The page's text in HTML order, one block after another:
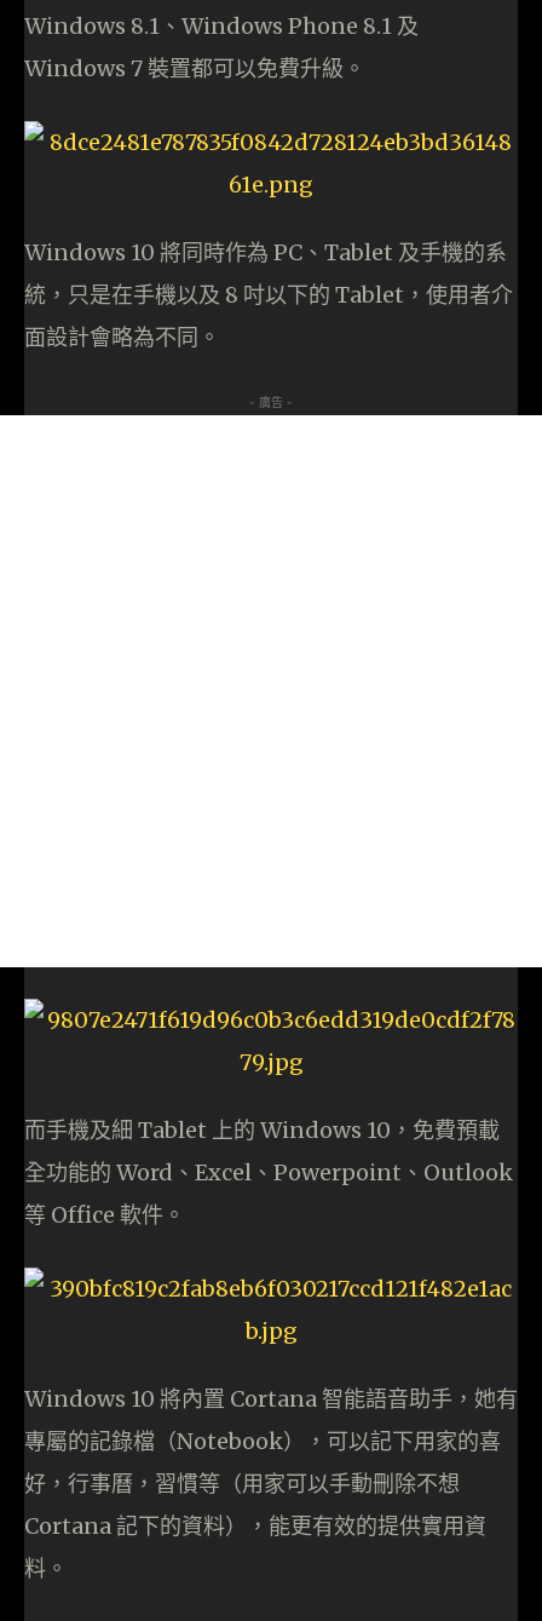
Windows 8.1、Windows Phone 8.1 及
Windows 7 裝置都可以免費升級。
Windows 10 將同時作為 PC、Tablet 及手機的系
統，只是在手機以及 8 吋以下的 Tablet，使用者介
面設計會略為不同。
- 廣告 -
而手機及細 Tablet 上的 Windows 10，免費預載
全功能的 Word、Excel、Powerpoint、Outlook
等 Office 軟件。
Windows 10 將內置 Cortana 智能語音助手，她有
專屬的記錄檔（Notebook），可以記下用家的喜
好，行事曆，習慣等（用家可以手動刪除不想
Cortana 記下的資料），能更有效的提供實用資
料。